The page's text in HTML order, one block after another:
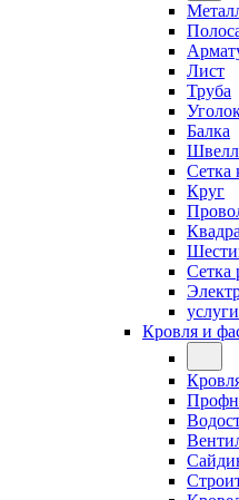
Лист
Труба
Балка
Сетка
Круг
Сетка
Кровля и